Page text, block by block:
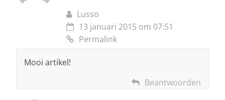
Lusso
13 januari 2015 om 07:51
Permalink
Mooi artikel!
Beantwoorden